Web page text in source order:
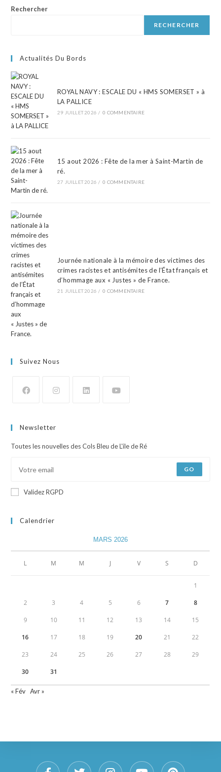
Rechercher
RECHERCHER
Actualités Du Bords
ROYAL NAVY : ESCALE DU « HMS SOMERSET » à
LA PALLICE
29 JUILLET 2026 / 0 COMMENTAIRE
15 aout 2026 : Fête de la mer à Saint-Martin de
ré.
27 JUILLET 2026 / 0 COMMENTAIRE
Journée nationale à la mémoire des victimes des
crimes racistes et antisémites de l’État français et
d’hommage aux « Justes » de France.
21 JUILLET 2026 / 0 COMMENTAIRE
Suivez Nous
Newsletter
Toutes les nouvelles des Cols Bleu de L'ile de Ré
GO
Validez RGPD
Calendrier
MARS 2026
L M M J V S D
1
2 3 4 5 6 7 8
9 10 11 12 13 14 15
16 17 18 19 20 21 22
23 24 25 26 27 28 29
30 31
« Fév Avr »